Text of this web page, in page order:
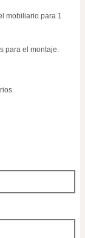
mobiliario para 1
para el montaje.